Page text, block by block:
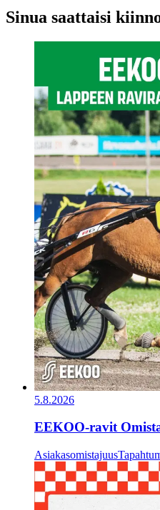
Sinua saattaisi
5.8.2026
EEKOO-ravit
Asiakasomistajuus